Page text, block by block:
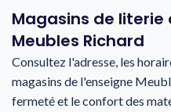
Magasins de literie
Meubles Richard
Consultez l'adresse, les
magasins de l'enseigne
fermeté et le confort des